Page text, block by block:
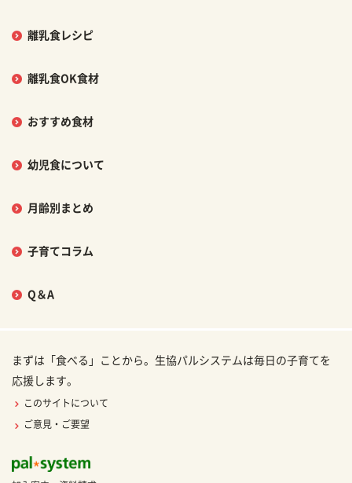
離乳食レシピ
離乳食OK食材
おすすめ食材
幼児食について
月齢別まとめ
子育てコラム
Q＆A
まずは「食べる」ことから。生協パルシステムは毎日の子育てを
応援します。
このサイトについて
ご意見・ご要望